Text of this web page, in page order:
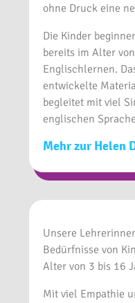
ohne Druck eine
Die Kinder
bereits im Alter
Englischlernen.
entwickelte
begleitet mit viel
englischen
Mehr zur Helen
Unsere
Bedürfnisse von
Alter von 3 bis 16
Mit viel Empathie